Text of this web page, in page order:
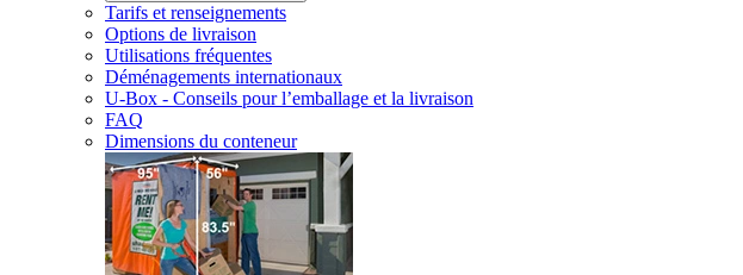
Tarifs et renseignements
Options de livraison
Utilisations fréquentes
Déménagements internationaux
U-Box - Conseils pour l’emballage et la livraison
FAQ
Dimensions du conteneur